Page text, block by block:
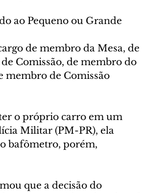
ao Pequeno ou Grande
de membro da Mesa, de
Comissão, de membro do
membro de Comissão
o próprio carro em um
Militar (PM-PR), ela
bafômetro, porém,
que a decisão do